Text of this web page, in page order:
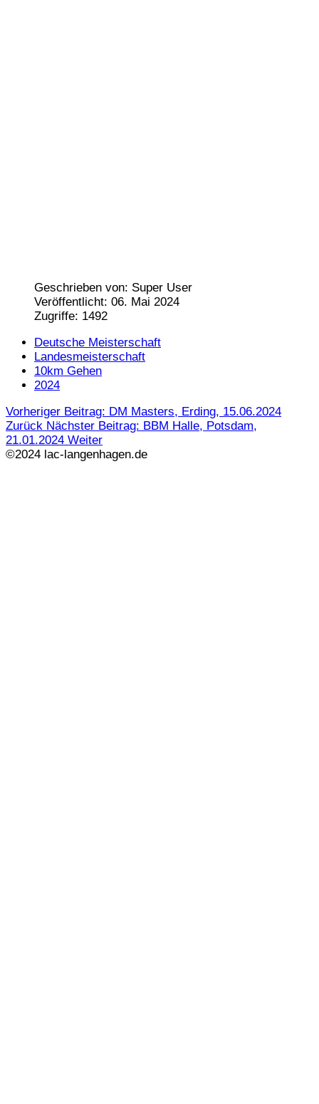
Geschrieben von: Super User
Veröffentlicht: 06. Mai 2024
Zugriffe: 1492
Deutsche Meisterschaft
Landesmeisterschaft
10km Gehen
2024
Vorheriger Beitrag: DM Masters, Erding, 15.06.2024
Zurück Nächster Beitrag: BBM Halle, Potsdam,
21.01.2024 Weiter
©2024 lac-langenhagen.de